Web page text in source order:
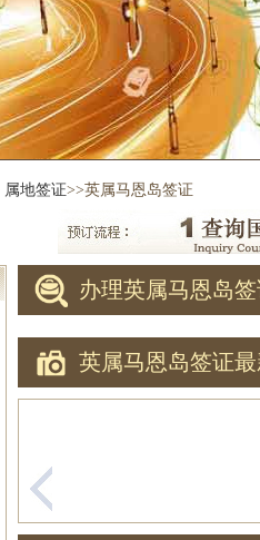
属地签证>>英属马恩岛签证
办理英属马恩岛
英属马恩岛签证